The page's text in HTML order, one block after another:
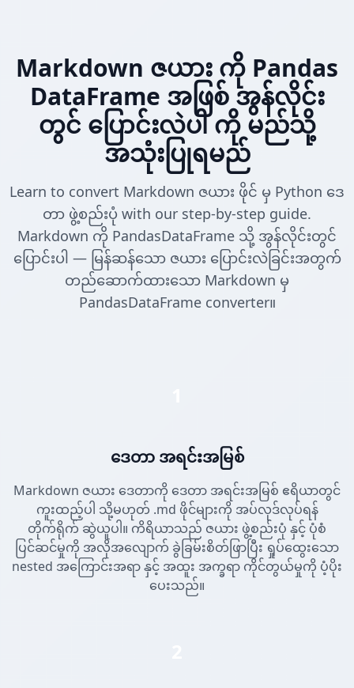
Markdown ဇယား ကို Pandas
DataFrame အဖြစ် အွန်လိုင်း
တွင် ပြောင်းလဲပါ ကို မည်သို့
အသုံးပြုရမည်
Learn to convert Markdown ဇယား ဖိုင် မှ Python ဒေ
တာ ဖွဲ့စည်းပုံ with our step-by-step guide.
Markdown ကို PandasDataFrame သို့ အွန်လိုင်းတွင်
ပြောင်းပါ — မြန်ဆန်သော ဇယား ပြောင်းလဲခြင်းအတွက်
တည်ဆောက်ထားသော Markdown မှ
PandasDataFrame converter။
ဒေတာ အရင်းအမြစ်
Markdown ဇယား ဒေတာကို ဒေတာ အရင်းအမြစ် ဧရိယာတွင်
ကူးထည့်ပါ သို့မဟုတ် .md ဖိုင်များကို အပ်လုဒ်လုပ်ရန်
တိုက်ရိုက် ဆွဲယူပါ။ ကိရိယာသည် ဇယား ဖွဲ့စည်းပုံ နှင့် ပုံစံ
ပြင်ဆင်မှုကို အလိုအလျောက် ခွဲခြမ်းစိတ်ဖြာပြီး ရှုပ်ထွေးသော
nested အကြောင်းအရာ နှင့် အထူး အက္ခရာ ကိုင်တွယ်မှုကို ပံ့ပိုး
ပေးသည်။